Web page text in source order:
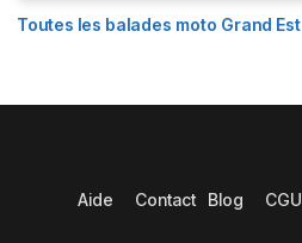
Toutes les balades moto Grand Est
Aide Contact Blog CGU